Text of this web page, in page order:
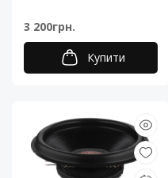
3 200грн.
Купити